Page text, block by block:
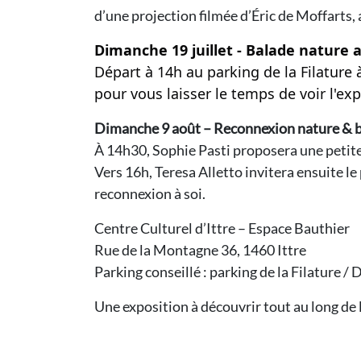
d’une projection filmée d’Éric de
Dimanche 19 juillet - Balade nature
Départ à 14h au parking de la
pour vous laisser le temps de voir
Dimanche 9 août – Reconnexion nature &
À 14h30, Sophie Pasti proposera une
Vers 16h, Teresa Alletto invitera ensuite le
reconnexion à soi.
Centre Culturel d’Ittre – Espace Bauthier
Rue de la Montagne 36, 1460 Ittre
Parking conseillé : parking de la Filature /
Une exposition à découvrir tout au long